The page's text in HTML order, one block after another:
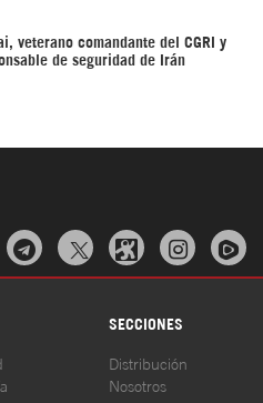
veterano comandante del CGRI y
de seguridad de Irán
  
SECCIONES
Distribución
Nosotros